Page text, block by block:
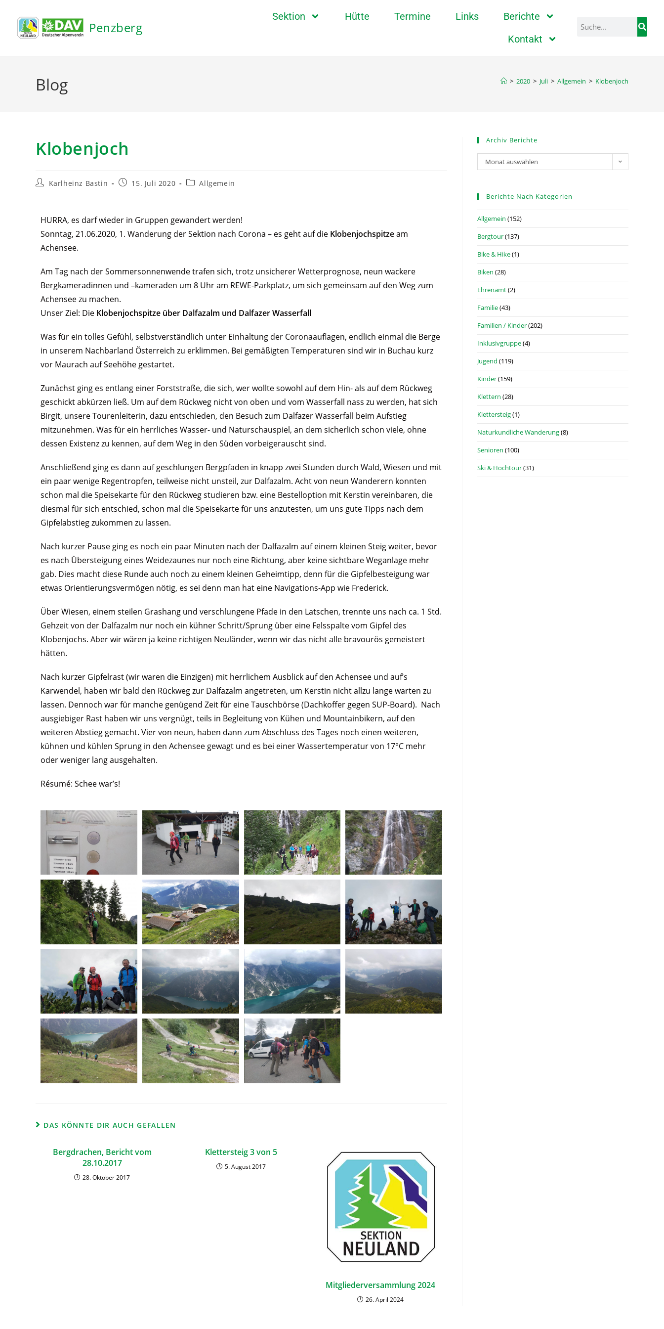
Penzberg
Sektion Hütte Termine Links
Berichte
Kontakt
Blog > 2020 > Juli > Allgemein > Klobenjoch
Klobenjoch
Karlheinz Bastin 15. Juli 2020 Allgemein
HURRA, es darf wieder in Gruppen gewandert werden!
Sonntag, 21.06.2020, 1. Wanderung der Sektion nach Corona – es geht auf die Klobenjochspitzeam
Achensee.
Am Tag nach der Sommersonnenwende trafen sich, trotz unsicherer Wetterprognose, neun wackere
Bergkameradinnen und –kameraden um 8 Uhr am REWE-Parkplatz, um sich gemeinsam auf den Weg zum
Achensee zu machen.
Unser Ziel: Die Klobenjochspitze über Dalfazalm und Dalfazer Wasserfall
Was für ein tolles Gefühl, selbstverständlich unter Einhaltung der Coronaauflagen, endlich einmal die Berge
in unserem Nachbarland Österreich zu erklimmen. Bei gemäßigten Temperaturen sind wir in Buchau kurz
vor Maurach auf Seehöhe gestartet.
Zunächst ging es entlang einer Forststraße, die sich, wer wollte sowohl auf dem Hin- als auf dem Rückweg
geschickt abkürzen ließ. Um auf dem Rückweg nicht von oben und vom Wasserfall nass zu werden, hat sich
Birgit, unsere Tourenleiterin, dazu entschieden, den Besuch zum Dalfazer Wasserfall beim Aufstieg
mitzunehmen. Was für ein herrliches Wasser- und Naturschauspiel, an dem sicherlich schon viele, ohne
dessen Existenz zu kennen, auf dem Weg in den Süden vorbeigerauscht sind.
Anschließend ging es dann auf geschlungen Bergpfaden in knapp zwei Stunden durch Wald, Wiesen und mit
ein paar wenige Regentropfen, teilweise nicht unsteil, zur Dalfazalm. Acht von neun Wanderern konnten
schon mal die Speisekarte für den Rückweg studieren bzw. eine Bestelloption mit Kerstin vereinbaren, die
diesmal für sich entschied, schon mal die Speisekarte für uns anzutesten, um uns gute Tipps nach dem
Gipfelabstieg zukommen zu lassen.
Nach kurzer Pause ging es noch ein paar Minuten nach der Dalfazalm auf einem kleinen Steig weiter, bevor
es nach Übersteigung eines Weidezaunes nur noch eine Richtung, aber keine sichtbare Weganlage mehr
gab. Dies macht diese Runde auch noch zu einem kleinen Geheimtipp, denn für die Gipfelbesteigung war
etwas Orientierungsvermögen nötig, es sei denn man hat eine Navigations-App wie Frederick.
Über Wiesen, einem steilen Grashang und verschlungene Pfade in den Latschen, trennte uns nach ca. 1 Std.
Gehzeit von der Dalfazalm nur noch ein kühner Schritt/Sprung über eine Felsspalte vom Gipfel des
Klobenjochs. Aber wir wären ja keine richtigen Neuländer, wenn wir das nicht alle bravourös gemeistert
hätten.
Nach kurzer Gipfelrast (wir waren die Einzigen) mit herrlichem Ausblick auf den Achensee und auf’s
Karwendel, haben wir bald den Rückweg zur Dalfazalm angetreten, um Kerstin nicht allzu lange warten zu
lassen. Dennoch war für manche genügend Zeit für eine Tauschbörse (Dachkoffer gegen SUP-Board). Nach
ausgiebiger Rast haben wir uns vergnügt, teils in Begleitung von Kühen und Mountainbikern, auf den
weiteren Abstieg gemacht. Vier von neun, haben dann zum Abschluss des Tages noch einen weiteren,
kühnen und kühlen Sprung in den Achensee gewagt und es bei einer Wassertemperatur von 17°C mehr
oder weniger lang ausgehalten.
Résumé: Schee war’s!
DAS KÖNNTE DIR AUCH GEFALLEN
Bergdrachen, Bericht vom
28.10.2017
28. Oktober 2017
Klettersteig 3 von 5
5. August 2017
Mitgliederversammlung 2024
26. April 2024
Archiv Berichte
Monat auswählen
Berichte Nach Kategorien
Allgemein (152)
Bergtour(137)
Bike & Hike(1)
Biken (28)
Ehrenamt(2)
Familie(43)
Familien / Kinder(202)
Inklusivgruppe(4)
Jugend (119)
Kinder(159)
Klettern (28)
Klettersteig(1)
Naturkundliche Wanderung(8)
Senioren (100)
Ski & Hochtour(31)